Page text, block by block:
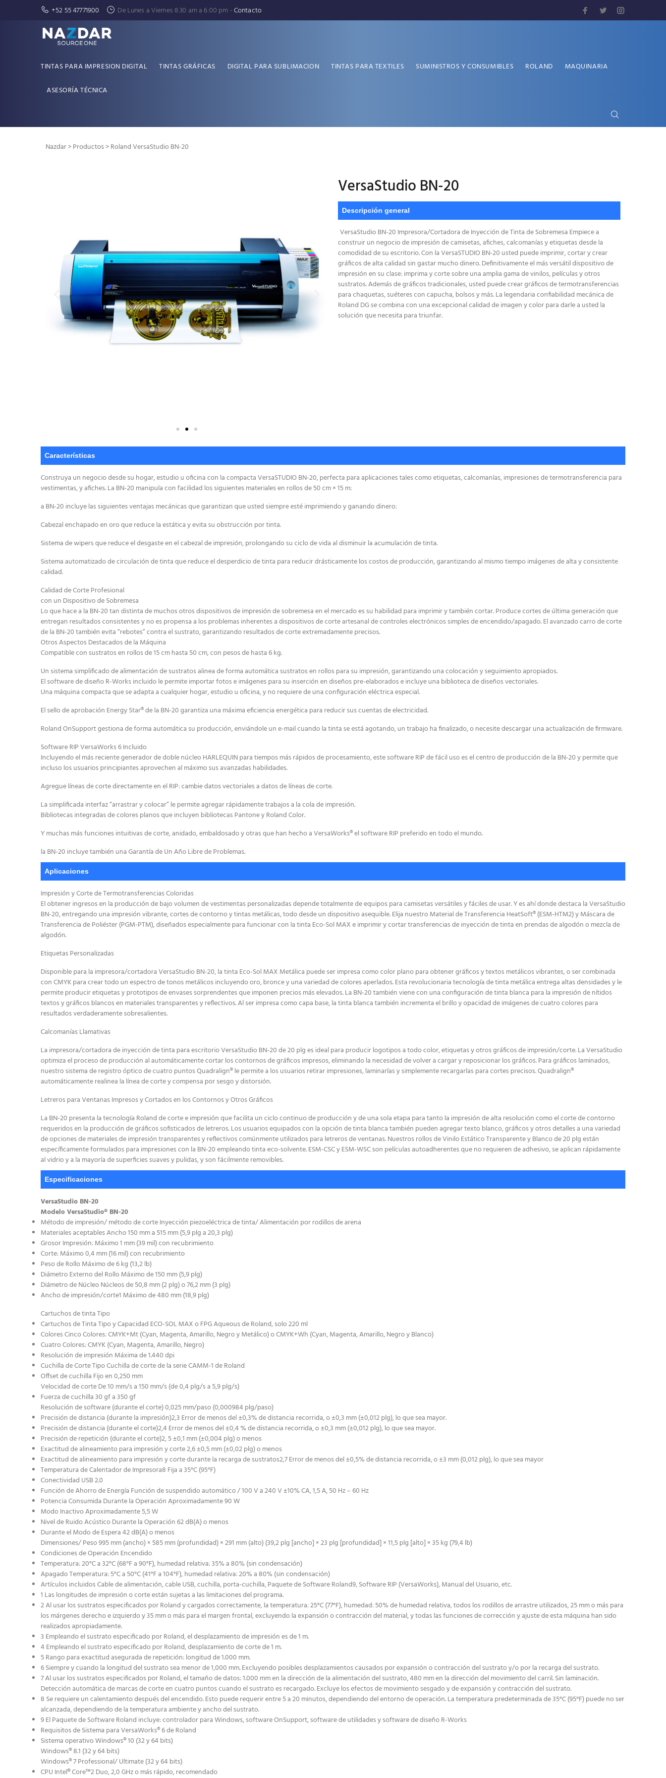
+52 55 47771900 De Lunes a Viernes 8:30 am a 6:00 pm -Contacto
TINTAS PARA IMPRESION DIGITAL TINTAS GRÁFICAS DIGITAL PARA SUBLIMACION TINTAS PARA TEXTILES SUMINISTROS Y CONSUMIBLES ROLAND MAQUINARIA
ASESORÍA TÉCNICA
Nazdar>Productos>RolandVersaStudio BN-20
VersaStudio BN-20
Descripción general
VersaStudio BN-20 Impresora/Cortadora de Inyección de Tinta de Sobremesa Empiece a
construir un negocio de impresión de camisetas, afiches, calcomanías y etiquetas desde la
comodidad de su escritorio. Con la VersaSTUDIO BN-20 usted puede imprimir, cortar y crear
gráficos de alta calidad sin gastar mucho dinero. Definitivamente el más versátil dispositivo de
impresión en su clase: imprima y corte sobre una amplia gama de vinilos, películas y otros
sustratos. Además de gráficos tradicionales, usted puede crear gráficos de termotransferencias
para chaquetas, suéteres con capucha, bolsos y más. La legendaria confiabilidad mecánica de
Roland DG se combina con una excepcional calidad de imagen y color para darle a usted la
solución que necesita para triunfar.
Características
Construya un negocio desde su hogar, estudio u oficina con la compacta VersaSTUDIO BN-20, perfecta para aplicaciones tales como etiquetas, calcomanías, impresiones de termotransferencia para
vestimentas, y afiches. La BN-20 manipula con facilidad los siguientes materiales en rollos de 50 cm × 15 m:
a BN-20 incluye las siguientes ventajas mecánicas que garantizan que usted siempre esté imprimiendo y ganando dinero:
Cabezal enchapado en oro que reduce la estática y evita su obstrucción por tinta.
Sistema de wipers que reduce el desgaste en el cabezal de impresión, prolongando su ciclo de vida al disminuir la acumulación de tinta.
Sistema automatizado de circulación de tinta que reduce el desperdicio de tinta para reducir drásticamente los costos de producción, garantizando al mismo tiempo imágenes de alta y consistente
calidad.
Calidad de Corte Profesional
con un Dispositivo de Sobremesa
Lo que hace a la BN-20 tan distinta de muchos otros dispositivos de impresión de sobremesa en el mercado es su habilidad para imprimir y también cortar. Produce cortes de última generación que
entregan resultados consistentes y no es propensa a los problemas inherentes a dispositivos de corte artesanal de controles electrónicos simples de encendido/apagado. El avanzado carro de corte
de la BN-20 también evita “rebotes” contra el sustrato, garantizando resultados de corte extremadamente precisos.
Otros Aspectos Destacados de la Máquina
Compatible con sustratos en rollos de 15 cm hasta 50 cm, con pesos de hasta 6 kg.
Un sistema simplificado de alimentación de sustratos alinea de forma automática sustratos en rollos para su impresión, garantizando una colocación y seguimiento apropiados.
El software de diseño R-Works incluido le permite importar fotos e imágenes para su inserción en diseños pre-elaborados e incluye una biblioteca de diseños vectoriales.
Una máquina compacta que se adapta a cualquier hogar, estudio u oficina, y no requiere de una configuración eléctrica especial.
El sello de aprobación Energy Star® de la BN-20 garantiza una máxima eficiencia energética para reducir sus cuentas de electricidad.
Roland OnSupport gestiona de forma automática su producción, enviándole un e-mail cuando la tinta se está agotando, un trabajo ha finalizado, o necesite descargar una actualización de firmware.
Software RIP VersaWorks 6 Incluido
Incluyendo el más reciente generador de doble núcleo HARLEQUIN para tiempos más rápidos de procesamiento, este software RIP de fácil uso es el centro de producción de la BN-20 y permite que
incluso los usuarios principiantes aprovechen al máximo sus avanzadas habilidades.
Agregue líneas de corte directamente en el RIP: cambie datos vectoriales a datos de líneas de corte.
La simplificada interfaz “arrastrar y colocar” le permite agregar rápidamente trabajos a la cola de impresión.
Bibliotecas integradas de colores planos que incluyen bibliotecas Pantone y Roland Color.
Y muchas más funciones intuitivas de corte, anidado, embaldosado y otras que han hecho a VersaWorks® el software RIP preferido en todo el mundo.
la BN-20 incluye también una Garantía de Un Año Libre de Problemas.
Aplicaciones
Impresión y Corte de Termotransferencias Coloridas
El obtener ingresos en la producción de bajo volumen de vestimentas personalizadas depende totalmente de equipos para camisetas versátiles y fáciles de usar. Y es ahí donde destaca la VersaStudio
BN-20, entregando una impresión vibrante, cortes de contorno y tintas metálicas, todo desde un dispositivo asequible. Elija nuestro Material de Transferencia HeatSoft® (ESM-HTM2) y Máscara de
Transferencia de Poliéster (PGM-PTM), diseñados especialmente para funcionar con la tinta Eco-Sol MAX e imprimir y cortar transferencias de inyección de tinta en prendas de algodón o mezcla de
algodón.
Etiquetas Personalizadas
Disponible para la impresora/cortadora VersaStudio BN-20, la tinta Eco-Sol MAX Metálica puede ser impresa como color plano para obtener gráficos y textos metálicos vibrantes, o ser combinada
con CMYK para crear todo un espectro de tonos metálicos incluyendo oro, bronce y una variedad de colores aperlados. Esta revolucionaria tecnología de tinta metálica entrega altas densidades y le
permite producir etiquetas y prototipos de envases sorprendentes que imponen precios más elevados. La BN-20 también viene con una configuración de tinta blanca para la impresión de nítidos
textos y gráficos blancos en materiales transparentes y reflectivos. Al ser impresa como capa base, la tinta blanca también incrementa el brillo y opacidad de imágenes de cuatro colores para
resultados verdaderamente sobresalientes.
Calcomanías Llamativas
La impresora/cortadora de inyección de tinta para escritorio VersaStudio BN-20 de 20 plg es ideal para producir logotipos a todo color, etiquetas y otros gráficos de impresión/corte. La VersaStudio
optimiza el proceso de producción al automáticamente cortar los contornos de gráficos impresos, eliminando la necesidad de volver a cargar y reposicionar los gráficos. Para gráficos laminados,
nuestro sistema de registro óptico de cuatro puntos Quadralign® le permite a los usuarios retirar impresiones, laminarlas y simplemente recargarlas para cortes precisos. Quadralign®
automáticamente realinea la línea de corte y compensa por sesgo y distorsión.
Letreros para Ventanas Impresos y Cortados en los Contornos y Otros Gráficos
La BN-20 presenta la tecnología Roland de corte e impresión que facilita un ciclo continuo de producción y de una sola etapa para tanto la impresión de alta resolución como el corte de contorno
requeridos en la producción de gráficos sofisticados de letreros. Los usuarios equipados con la opción de tinta blanca también pueden agregar texto blanco, gráficos y otros detalles a una variedad
de opciones de materiales de impresión transparentes y reflectivos comúnmente utilizados para letreros de ventanas. Nuestros rollos de Vinilo Estático Transparente y Blanco de 20 plg están
específicamente formulados para impresiones con la BN-20 empleando tinta eco-solvente. ESM-CSC y ESM-WSC son películas autoadherentes que no requieren de adhesivo, se aplican rápidamente
al vidrio y a la mayoría de superficies suaves y pulidas, y son fácilmente removibles.
Especificaciones
VersaStudio BN-20
Modelo VersaStudio® BN-20
Método de impresión/ método de corte Inyección piezoeléctrica de tinta/ Alimentación por rodillos de arena
Materiales aceptables Ancho 150 mm a 515 mm (5,9 plg a 20,3 plg)
Grosor Impresión: Máximo 1 mm (39 mil) con recubrimiento
Corte: Máximo 0,4 mm (16 mil) con recubrimiento
Peso de Rollo Máximo de 6 kg (13,2 lb)
Diámetro Externo del Rollo Máximo de 150 mm (5,9 plg)
Diámetro de Núcleo Núcleos de 50,8 mm (2 plg) o 76,2 mm (3 plg)
Ancho de impresión/corte1 Máximo de 480 mm (18,9 plg)
Cartuchos de tinta Tipo
Cartuchos de Tinta Tipo y Capacidad ECO-SOL MAX o FPG Aqueous de Roland, solo 220 ml
Colores Cinco Colores: CMYK+Mt (Cyan, Magenta, Amarillo, Negro y Metálico) o CMYK+Wh (Cyan, Magenta, Amarillo, Negro y Blanco)
Cuatro Colores: CMYK (Cyan, Magenta, Amarillo, Negro)
Resolución de impresión Máxima de 1.440 dpi
Cuchilla de Corte Tipo Cuchilla de corte de la serie CAMM-1 de Roland
Offset de cuchilla Fijo en 0,250 mm
Velocidad de corte De 10 mm/s a 150 mm/s (de 0,4 plg/s a 5,9 plg/s)
Fuerza de cuchilla 30 gf a 350 gf
Resolución de software (durante el corte) 0,025 mm/paso (0,000984 plg/paso)
Precisión de distancia (durante la impresión)2,3 Error de menos del ±0,3% de distancia recorrida, o ±0,3 mm (±0,012 plg), lo que sea mayor.
Precisión de distancia (durante el corte)2,4 Error de menos del ±0,4 % de distancia recorrida, o ±0,3 mm (±0,012 plg), lo que sea mayor.
Precisión de repetición (durante el corte)2, 5 ±0,1 mm (±0,004 plg) o menos
Exactitud de alineamiento para impresión y corte 2,6 ±0,5 mm (±0,02 plg) o menos
Exactitud de alineamiento para impresión y corte durante la recarga de sustratos2,7 Error de menos del ±0,5% de distancia recorrida, o ±3 mm (0,012 plg), lo que sea mayor
Temperatura de Calentador de Impresora8 Fija a 35°C (95°F)
Conectividad USB 2.0
Función de Ahorro de Energía Función de suspendido automático / 100 V a 240 V ±10% CA, 1,5 A, 50 Hz – 60 Hz
Potencia Consumida Durante la Operación Aproximadamente 90 W
Modo Inactivo Aproximadamente 5,5 W
Nivel de Ruido Acústico Durante la Operación 62 dB(A) o menos
Durante el Modo de Espera 42 dB(A) o menos
Dimensiones/ Peso 995 mm (ancho) × 585 mm (profundidad) × 291 mm (alto) (39,2 plg [ancho] × 23 plg [profundidad] × 11,5 plg [alto] × 35 kg (79,4 lb)
Condiciones de Operación Encendido
Temperatura: 20°C a 32°C (68°F a 90°F), humedad relativa: 35% a 80% (sin condensación)
Apagado Temperatura: 5°C a 50°C (41°F a 104°F), humedad relativa: 20% a 80% (sin condensación)
Artículos incluidos Cable de alimentación, cable USB, cuchilla, porta-cuchilla, Paquete de Software Roland9, Software RIP (VersaWorks), Manual del Usuario, etc.
1 Las longitudes de impresión o corte están sujetas a las limitaciones del programa.
2 Al usar los sustratos especificados por Roland y cargados correctamente, la temperatura: 25°C (77°F), humedad: 50% de humedad relativa, todos los rodillos de arrastre utilizados, 25 mm o más para
los márgenes derecho e izquierdo y 35 mm o más para el margen frontal, excluyendo la expansión o contracción del material, y todas las funciones de corrección y ajuste de esta máquina han sido
realizados apropiadamente.
3 Empleando el sustrato especificado por Roland, el desplazamiento de impresión es de 1 m.
4 Empleando el sustrato especificado por Roland, desplazamiento de corte de 1 m.
5 Rango para exactitud asegurada de repetición: longitud de 1.000 mm.
6 Siempre y cuando la longitud del sustrato sea menor de 1,000 mm. Excluyendo posibles desplazamientos causados por expansión o contracción del sustrato y/o por la recarga del sustrato.
7 Al usar los sustratos especificados por Roland, el tamaño de datos: 1.000 mm en la dirección de la alimentación del sustrato, 480 mm en la dirección del movimiento del carril. Sin laminación.
Detección automática de marcas de corte en cuatro puntos cuando el sustrato es recargado. Excluye los efectos de movimiento sesgado y de expansión y contracción del sustrato.
8 Se requiere un calentamiento después del encendido. Esto puede requerir entre 5 a 20 minutos, dependiendo del entorno de operación. La temperatura predeterminada de 35°C (95°F) puede no ser
alcanzada, dependiendo de la temperatura ambiente y ancho del sustrato.
9 El Paquete de Software Roland incluye: controlador para Windows, software OnSupport, software de utilidades y software de diseño R-Works
Requisitos de Sistema para VersaWorks® 6 de Roland
Sistema operativo Windows® 10 (32 y 64 bits)
Windows® 8.1 (32 y 64 bits)
Windows® 7 Professional/ Ultimate (32 y 64 bits)
CPU Intel® Core™2 Duo, 2,0 GHz o más rápido, recomendado